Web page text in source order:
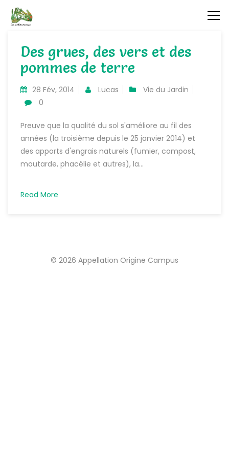
Des grues, des vers et des
pommes de terre
28 Fév, 2014 Lucas
Vie du Jardin
0
Preuve que la qualité du sol s'améliore au fil des
années (la troisième depuis le 25 janvier 2014) et
des apports d'engrais naturels (fumier, compost,
moutarde, phacélie et autres), la...
Read More
© 2026 Appellation Origine Campus